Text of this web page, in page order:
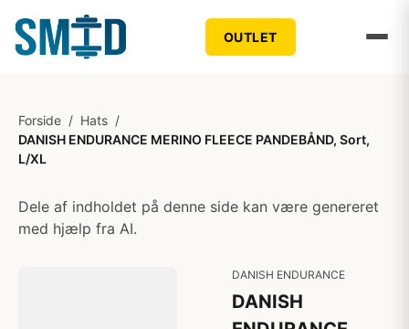
OUTLET
Forside / Hats /
DANISH ENDURANCE MERINO FLEECE PANDEBÅND, Sort,
L/XL
Dele af indholdet på denne side kan være genereret
med hjælp fra AI.
DANISH ENDURANCE
DANISH